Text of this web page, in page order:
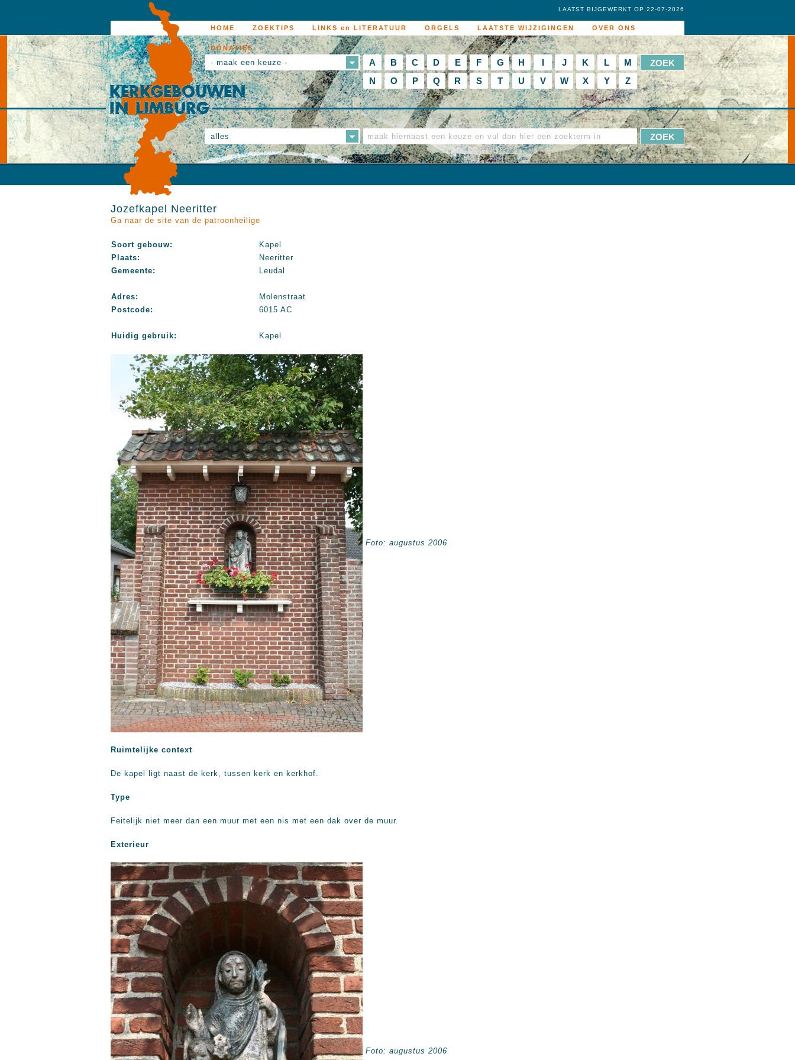
HOME ZOEKTIPS LINKS en LITERATUUR ORGELS LAATSTE WIJZIGINGEN OVER ONS
DONATIES
LAATST BIJGEWERKT OP 22-07-2026
- maak een keuze - A B C D E F G H I J K L
M
N
O P Q R S T U V W X Y Z
alles
Jozefkapel Neeritter
Ga naar de site van de patroonheilige
Soort gebouw:
Kapel
Plaats:
Neeritter
Gemeente:
Leudal
Adres:
Molenstraat
Postcode:
6015 AC
Huidig gebruik: Kapel
Foto: augustus 2006
Ruimtelijke context
De kapel ligt naast de kerk, tussen kerk en kerkhof.
Type
Feitelijk niet meer dan een muur met een nis met een dak over de muur.
Exterieur
Foto: augustus 2006